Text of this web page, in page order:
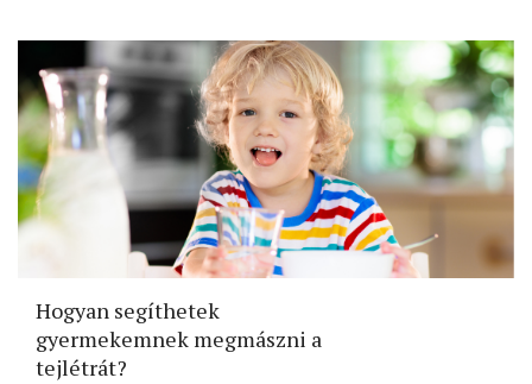
Hogyan segíthetek
gyermekemnek megmászni a
tejlétrát?